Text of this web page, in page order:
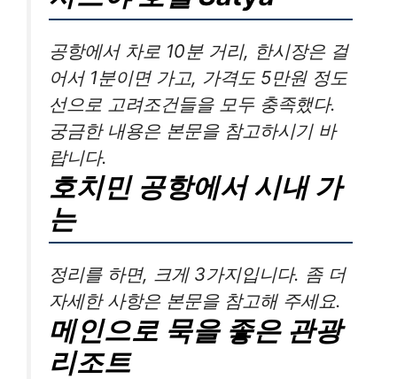
공항에서 차로 10분 거리, 한시장은 걸
어서 1분이면 가고, 가격도 5만원 정도
선으로 고려조건들을 모두 충족했다.
궁금한 내용은 본문을 참고하시기 바
랍니다.
호치민 공항에서 시내 가
는
정리를 하면, 크게 3가지입니다. 좀 더
자세한 사항은 본문을 참고해 주세요.
메인으로 묵을 좋은 관광
리조트